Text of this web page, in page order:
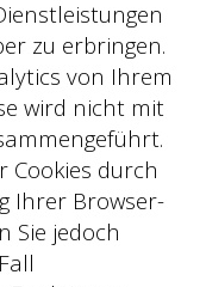
zu erbringen.
von Ihrem
wird nicht mit
Cookies durch
Ihrer Browser-
Sie jedoch